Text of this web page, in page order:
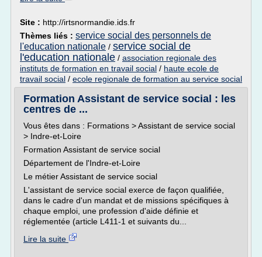
Site : http://irtsnormandie.ids.fr
Thèmes liés : service social des personnels de
l'education nationale / service social de
l'education nationale / association regionale des
instituts de formation en travail social / haute ecole de
travail social / ecole regionale de formation au service social
Formation Assistant de service social : les
centres de ...
Vous êtes dans : Formations > Assistant de service social
> Indre-et-Loire
Formation Assistant de service social
Département de l'Indre-et-Loire
Le métier Assistant de service social
L'assistant de service social exerce de façon qualifiée,
dans le cadre d'un mandat et de missions spécifiques à
chaque emploi, une profession d'aide définie et
réglementée (article L411-1 et suivants du...
Lire la suite